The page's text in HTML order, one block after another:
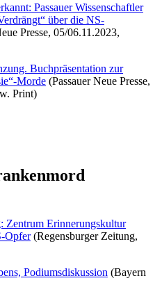
Passauer Wissenschaftler
über die NS-
Presse, 05/06.11.2023,
Buchpräsentation zur
Morde (Passauer Neue Presse,
Print)
Zentrum Erinnerungskultur
Opfer(Regensburger Zeitung,
Podiumsdiskussion (Bayern